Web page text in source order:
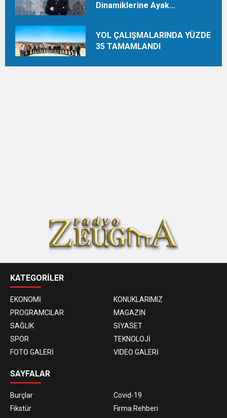
Dinamiklerine Ayak
YOL ÇALIŞMALARINDA YÜZDE
35 TAMAMLANDI
KATEGORİLER
EKONOMİ
KONUKLARIMIZ
PROGRAMCILAR
MAGAZİN
SAĞLIK
SİYASET
SPOR
TEKNOLOJİ
FOTO GALERİ
VIDEO GALERİ
SAYFALAR
Burçlar
Covid-19
Fikstür
Firma Rehberi